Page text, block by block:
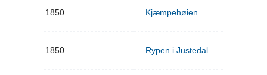
1850 Kjæmpehøien
1850 Rypen i Justedal